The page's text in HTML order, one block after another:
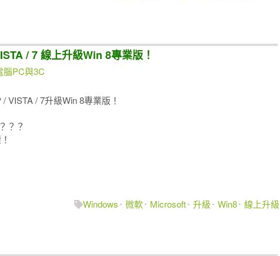
/ 7 線上升級Win 8專業版！
腦PC與3C
VISTA / 7升級Win 8專業版！
？？
Windows
微軟 Microsoft 升級 Win8 線上升級